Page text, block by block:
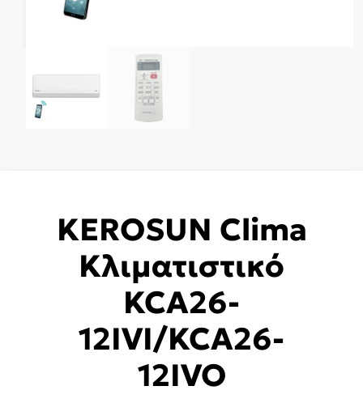
KEROSUN Clima
Κλιματιστικό
KCA26-
12IVI/KCA26-
12IVO